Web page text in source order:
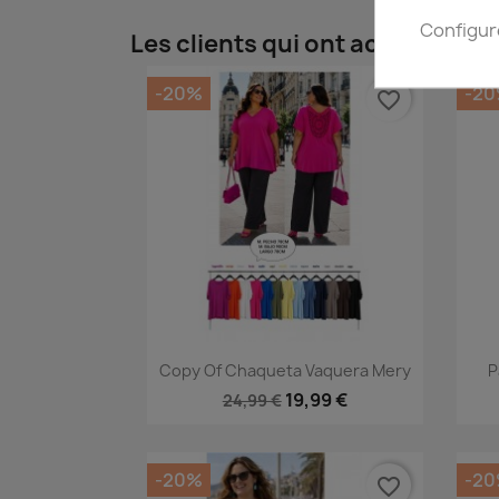
Les clients qui ont acheté ce
Aperçu rapide
Copy Of Chaqueta Vaquera Mery
24,99 € 19,99 €
-20% favorite_border -
-20% favorite_border -